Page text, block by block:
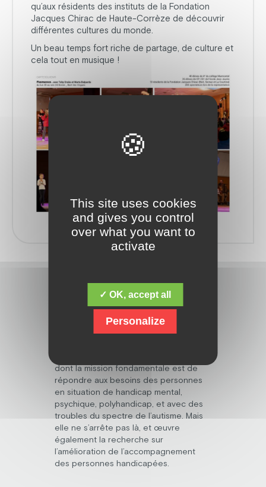
qu’aux résidents des instituts de la Fondation
Jacques Chirac de Haute-Corrèze de découvrir
différentes cultures du monde.
Un beau temps fort riche de partage, de culture et
cela tout en musique !
dont la mission fondamentale est de
répondre aux besoins des personnes
en situation de handicap mental,
psychique, polyhandicap, et avec des
troubles du spectre de l’autisme. Mais
elle ne s’arrête pas là, et œuvre
également la recherche sur
l’amélioration de l’accompagnement
des personnes handicapées.
This site uses cookies
and gives you control
over what you want to
activate
✓ OK, accept all
Personalize